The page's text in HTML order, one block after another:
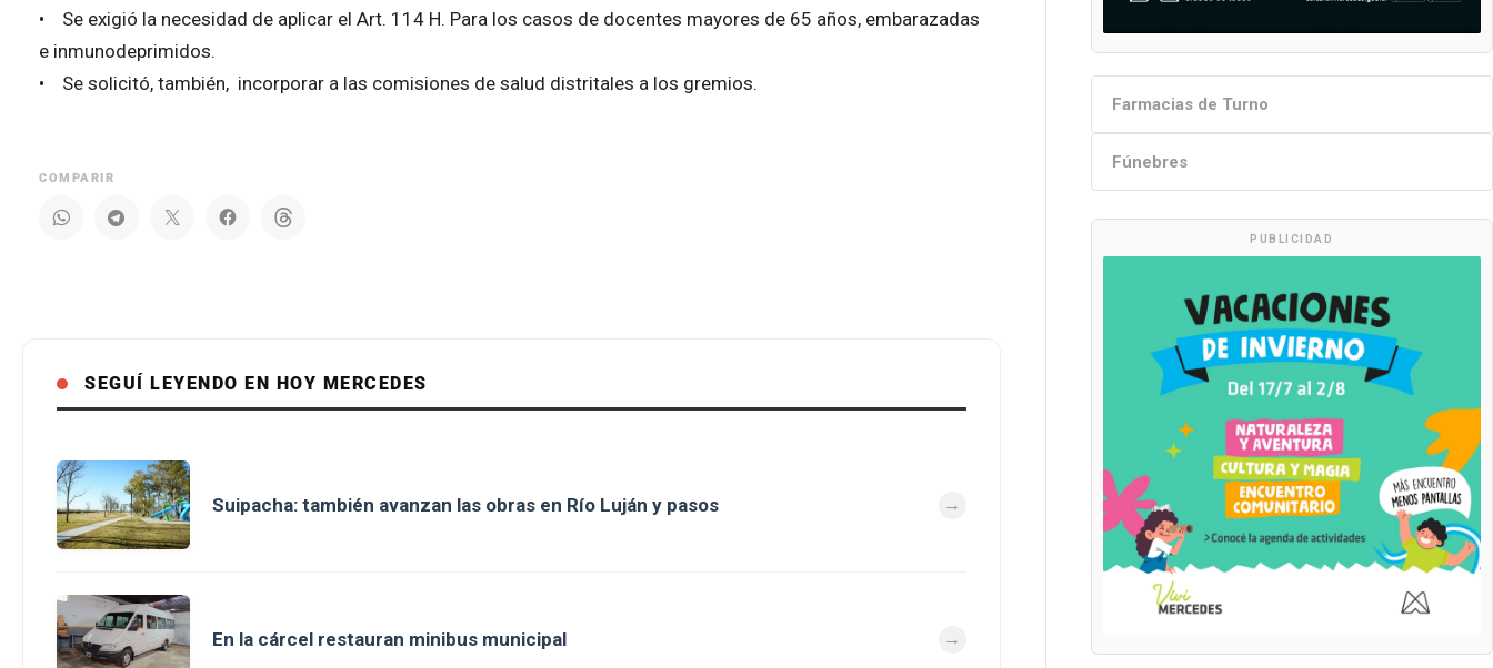
• Se exigió la necesidad de aplicar el Art. 114 H. Para los casos de docentes mayores de 65 años, embarazadas
e inmunodeprimidos.
• Se solicitó, también, incorporar a las comisiones de salud distritales a los gremios.
COMPARIR
SEGUÍ LEYENDO EN HOY MERCEDES
Suipacha: también avanzan las obras en Río Luján y pasos
En la cárcel restauran minibus municipal
Farmacias de Turno
Fúnebres
PUBLICIDAD